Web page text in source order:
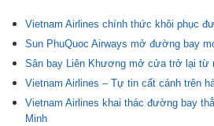
Vietnam Airlines chính thức khôi phục
Sun PhuQuoc Airways mở đường bay
Sân bay Liên Khương mở cửa trở lại từ
Vietnam Airlines – Tự tin cất cánh trên
Vietnam Airlines khai thác đường bay
Minh